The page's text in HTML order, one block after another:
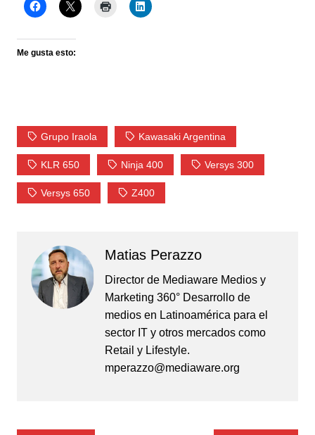
Me gusta esto:
Grupo Iraola Kawasaki Argentina
KLR 650 Ninja 400 Versys 300
Versys 650 Z400
Matias Perazzo
Director de Mediaware Medios y
Marketing 360° Desarrollo de
medios en Latinoamérica para el
sector IT y otros mercados como
Retail y Lifestyle.
mperazzo@mediaware.org